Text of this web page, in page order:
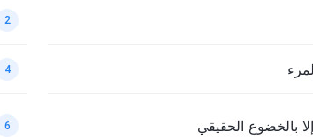
2
4
بالخضوع الحقيقي 6